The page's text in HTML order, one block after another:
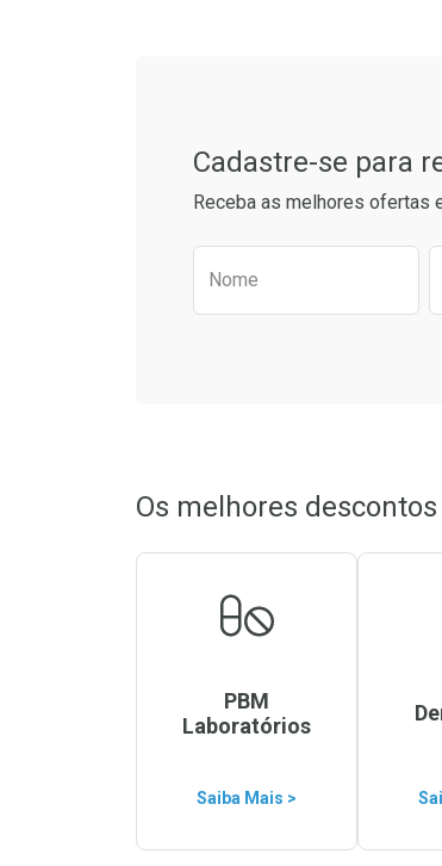
Ativar Desconto
Cadastre-se para
Receba as melhores ofertas
Preencha o
Nome
Os melhores
PBM
Laboratórios
Saiba Mais >